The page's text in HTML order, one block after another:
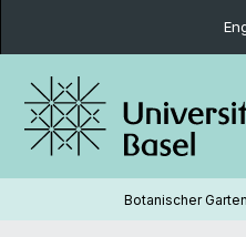
Botanischer Garten